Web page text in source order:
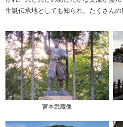
生誕伝承地としても知られ、たくさんの
宮本武蔵像